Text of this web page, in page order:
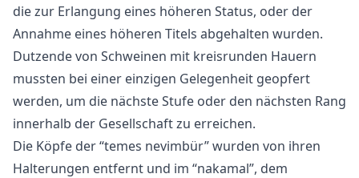
die zur Erlangung eines höheren Status, oder der
Annahme eines höheren Titels abgehalten wurden.
Dutzende von Schweinen mit kreisrunden Hauern
mussten bei einer einzigen Gelegenheit geopfert
werden, um die nächste Stufe oder den nächsten Rang
innerhalb der Gesellschaft zu erreichen.
Die Köpfe der “temes nevimbür” wurden von ihren
Halterungen entfernt und im “nakamal”, dem